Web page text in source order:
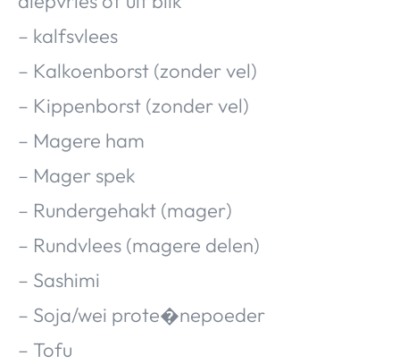
– kalfsvlees
– Kalkoenborst (zonder vel)
– Kippenborst (zonder vel)
– Magere ham
– Mager spek
– Rundergehakt (mager)
– Rundvlees (magere delen)
– Sashimi
– Soja/wei prote�nepoeder
– Tofu